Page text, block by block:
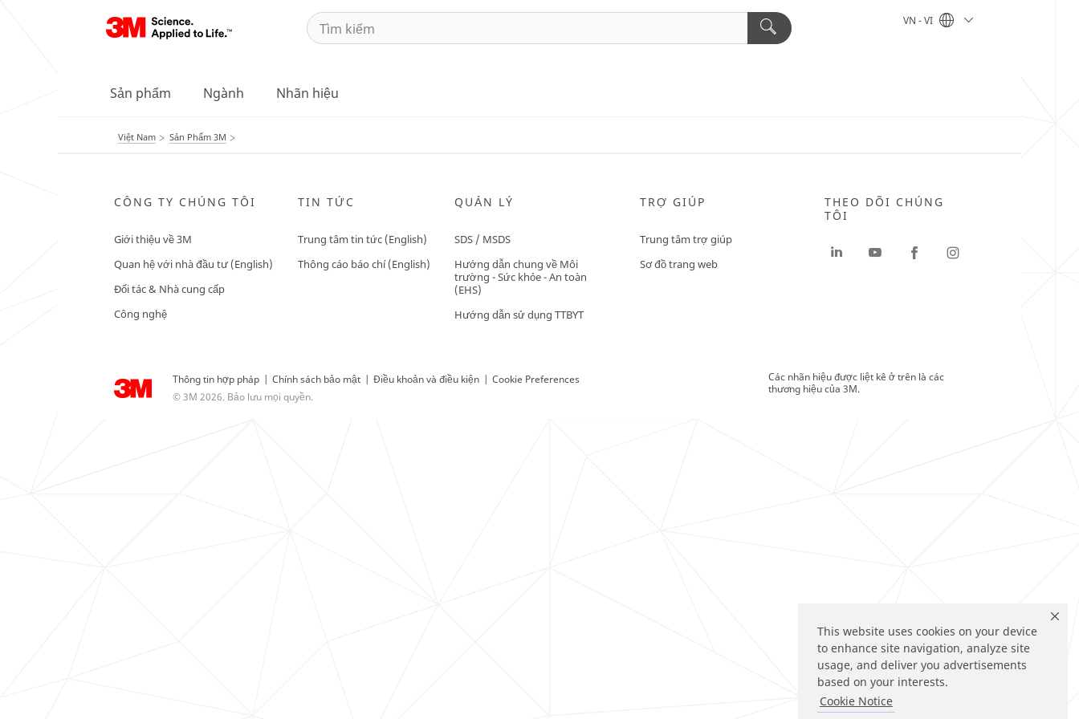
This website uses cookies on your device
to enhance site navigation, analyze site
usage, and deliver you advertisements
based on your interests.
Cookie Notice
VN - VI
Sản phẩm Ngành Nhãn hiệu
Việt Nam Sản Phẩm 3M
CÔNG TY CHÚNG TÔI
Giới thiệu về 3M
Quan hệ với nhà đầu tư (English)
Đối tác & Nhà cung cấp
Công nghệ
TIN TỨC
Trung tâm tin tức (English)
Thông cáo báo chí (English)
QUẢN LÝ
SDS / MSDS
Hướng dẫn chung về Môi
trường - Sức khỏe - An toàn
(EHS)
Hướng dẫn sử dụng TTBYT
TRỢ GIÚP
Trung tâm trợ giúp
Sơ đồ trang web
Thông tin hợp pháp | Chính sách bảo mật | Điều khoản và điều kiện | Cookie Preferences
© 3M 2026. Bảo lưu mọi quyền.
THEO DÕI CHÚNG
TÔI
Các nhãn hiệu được liệt kê ở trên là các
thương hiệu của 3M.